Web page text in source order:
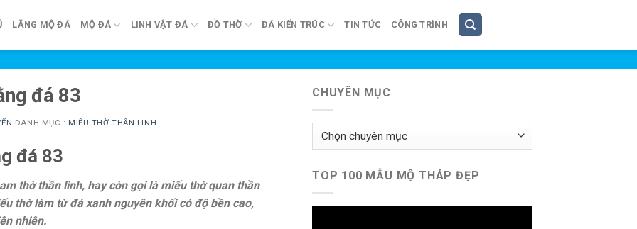
LĂNG MỘ ĐÁ MỘ ĐÁ LINH VẬT ĐÁ ĐỒ THỜ ĐÁ KIẾN TRÚC TIN TỨC CÔNG TRÌNH
đá 83
DANH MỤC : MIẾU THỜ THẦN LINH
đá 83
thờ thần linh, hay còn gọi là miếu thờ quan thần
thờ làm từ đá xanh nguyên khối có độ bền cao,
nhiên.
CHUYÊN MỤC
Chuyên
mục
TOP 100 MẪU MỘ THÁP ĐẸP